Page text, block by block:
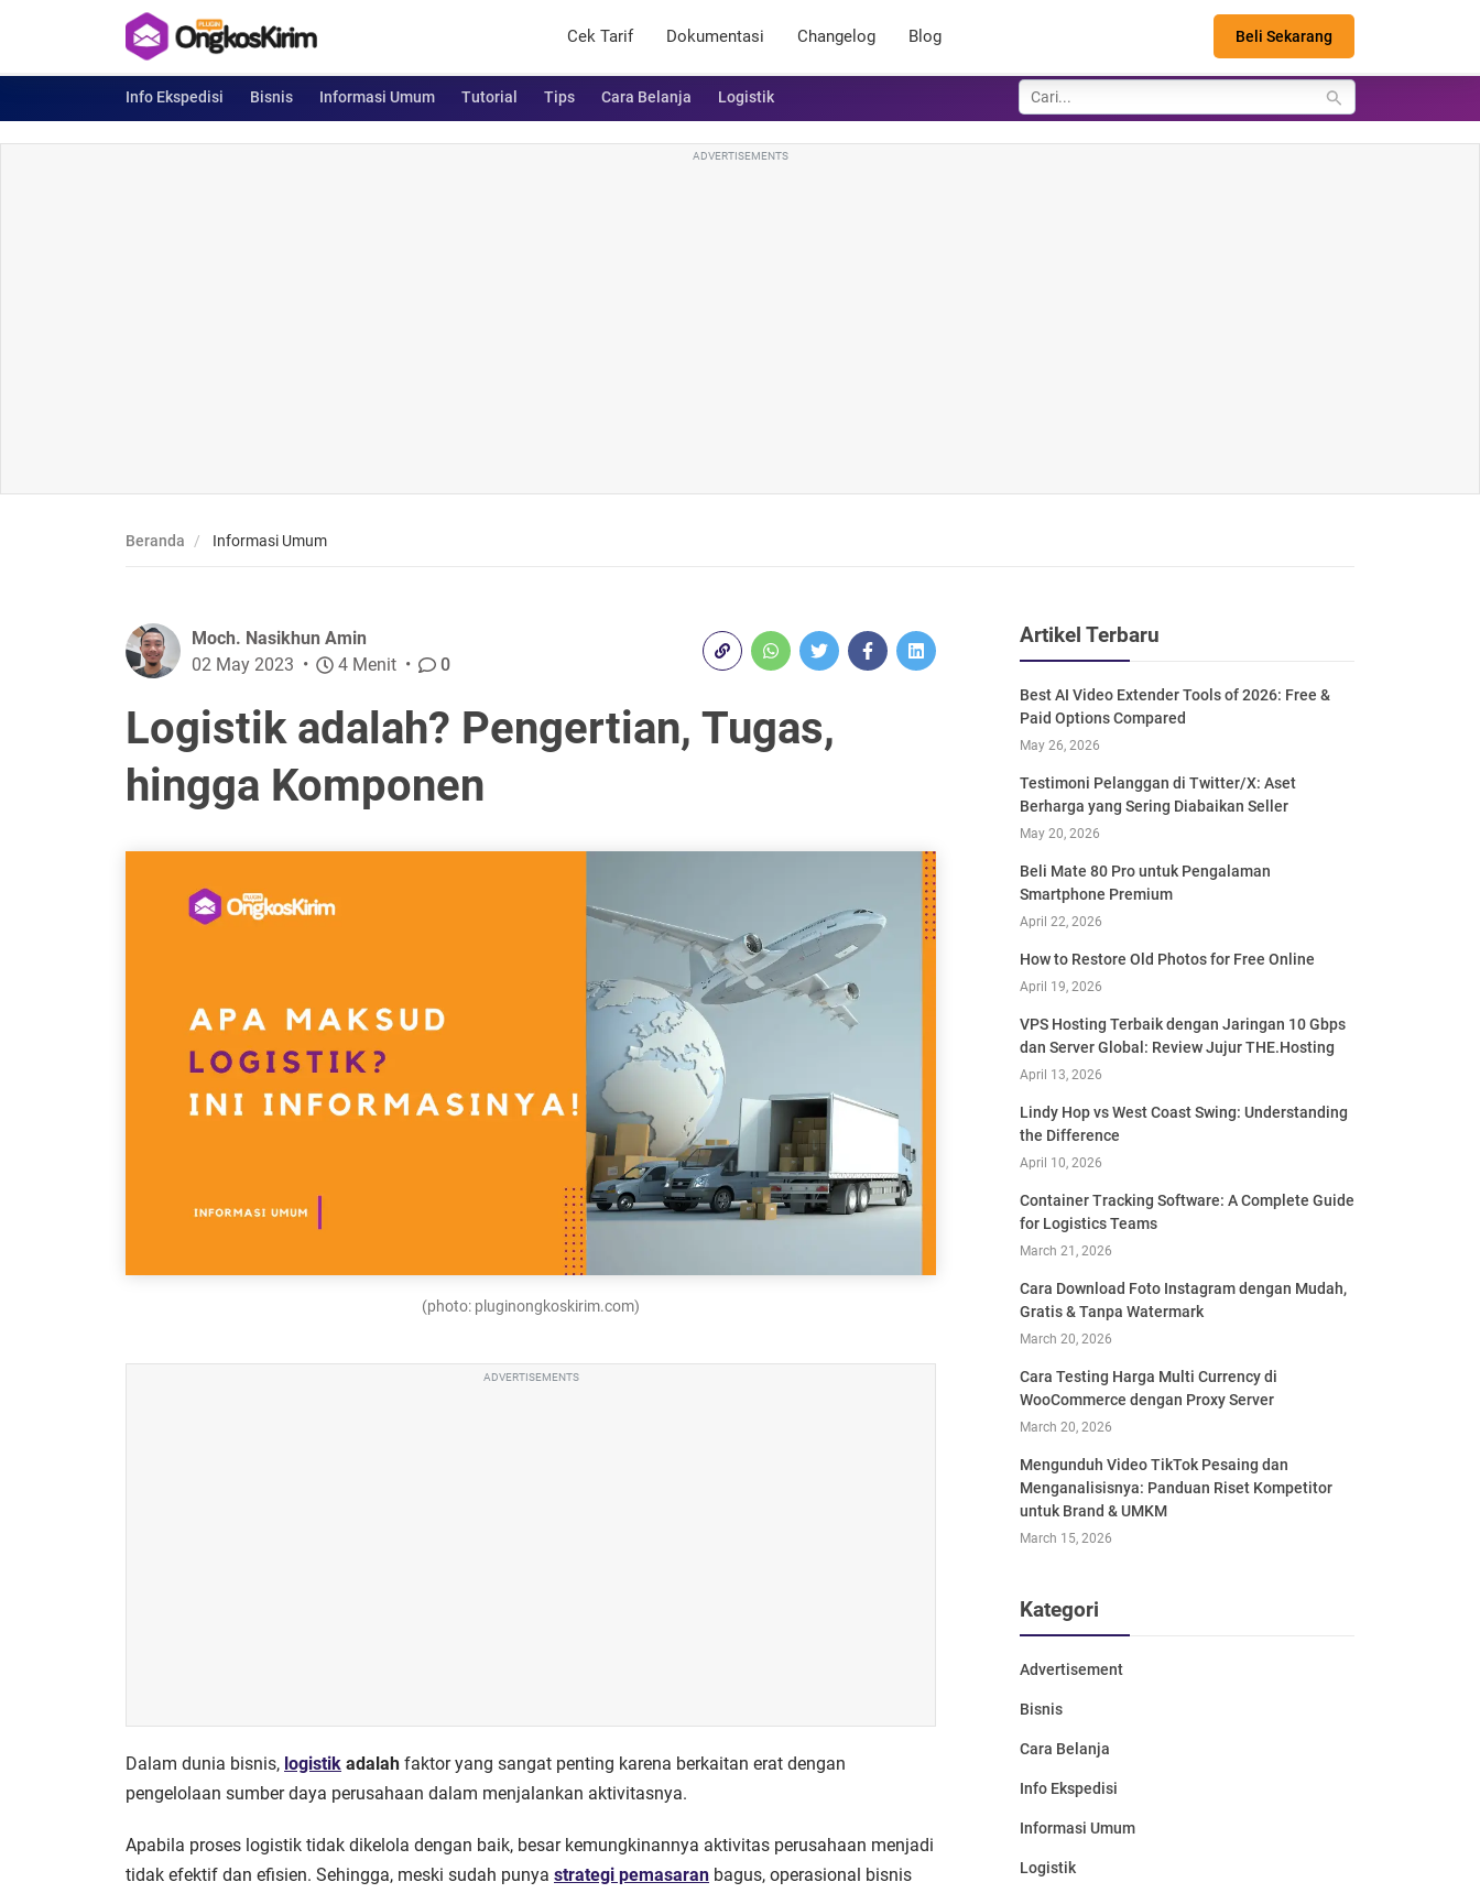
Cek Tarif Dokumentasi Changelog Blog Beli Sekarang
Info Ekspedisi Bisnis Informasi Umum Tutorial Tips Cara Belanja Logistik
ADVERTISEMENTS
Beranda Informasi Umum
Logistik adalah? Pengertian, Tugas,
hingga Komponen
Moch. Nasikhun Amin
02 May 2023
4 Menit 0
(photo: pluginongkoskirim.com)
ADVERTISEMENTS
Dalam dunia bisnis, logistik adalah faktor yang sangat penting karena berkaitan erat dengan
pengelolaan sumber daya perusahaan dalam menjalankan aktivitasnya.
Apabila proses logistik tidak dikelola dengan baik, besar kemungkinannya aktivitas perusahaan menjadi
tidak efektif dan efisien. Sehingga, meski sudah punya strategi pemasaran bagus, operasional bisnis
Artikel Terbaru
Best AI Video Extender Tools of 2026: Free &
Paid Options Compared
May 26, 2026
Testimoni Pelanggan di Twitter/X: Aset
Berharga yang Sering Diabaikan Seller
May 20, 2026
Beli Mate 80 Pro untuk Pengalaman
Smartphone Premium
April 22, 2026
How to Restore Old Photos for Free Online
April 19, 2026
VPS Hosting Terbaik dengan Jaringan 10 Gbps
dan Server Global: Review Jujur THE.Hosting
April 13, 2026
Lindy Hop vs West Coast Swing: Understanding
the Difference
April 10, 2026
Container Tracking Software: A Complete Guide
for Logistics Teams
March 21, 2026
Cara Download Foto Instagram dengan Mudah,
Gratis & Tanpa Watermark
March 20, 2026
Cara Testing Harga Multi Currency di
WooCommerce dengan Proxy Server
March 20, 2026
Mengunduh Video TikTok Pesaing dan
Menganalisisnya: Panduan Riset Kompetitor
untuk Brand & UMKM
March 15, 2026
Kategori
Advertisement
Bisnis
Cara Belanja
Info Ekspedisi
Informasi Umum
Logistik